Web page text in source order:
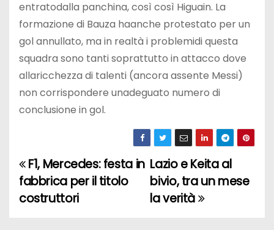
entratodalla panchina, così così Higuain. La
formazione di Bauza haanche protestato per un
gol annullato, ma in realtà i problemidi questa
squadra sono tanti soprattutto in attacco dove
allaricchezza di talenti (ancora assente Messi)
non corrispondere unadeguato numero di
conclusione in gol.
N
a
Lazio e Keita al
bivio, tra un mese
la verità
F1, Mercedes: festa in
fabbrica per il titolo
costruttori